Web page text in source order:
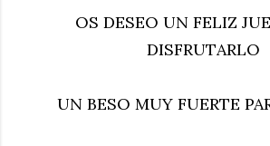
OS DESEO UN FELIZ
DISFRUTARLO
UN BESO MUY FUERTE